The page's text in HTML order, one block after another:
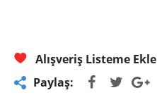
Alışveriş Listeme Ekle
Paylaş: